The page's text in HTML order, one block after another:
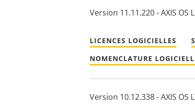
Version 11.11.220 - AXIS OS
LICENCES LOGICIELLES
NOMENCLATURE
Version 10.12.338 - AXIS OS